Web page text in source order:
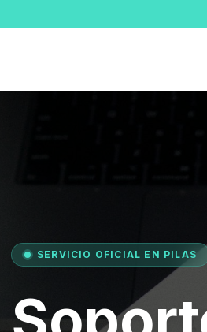
SERVICIO OFICIAL EN PILAS